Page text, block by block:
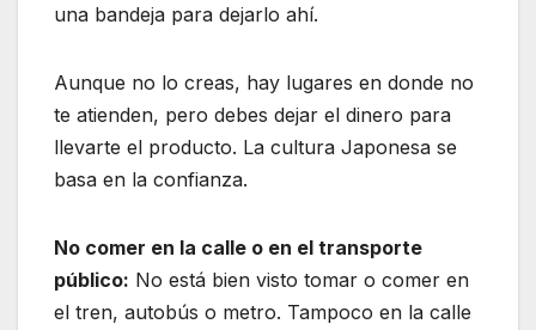
una bandeja para dejarlo ahí.
Aunque no lo creas, hay lugares en donde no
te atienden, pero debes dejar el dinero para
llevarte el producto. La cultura Japonesa se
basa en la confianza.
No comer en la calle o en el transporte
público: No está bien visto tomar o comer en
el tren, autobús o metro. Tampoco en la calle